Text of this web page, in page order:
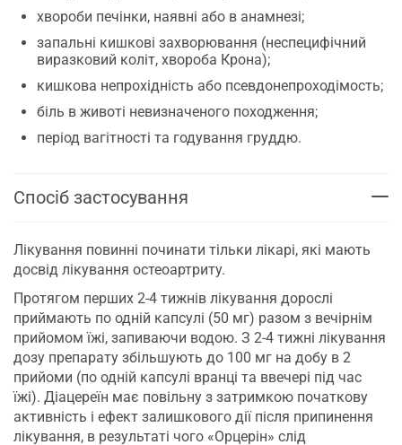
хвороби печінки, наявні або в анамнезі;
запальні кишкові захворювання (неспецифічний
виразковий коліт, хвороба Крона);
кишкова непрохідність або псевдонепроходімость;
біль в животі невизначеного походження;
період вагітності та годування груддю.
Спосіб застосування
Лікування повинні починати тільки лікарі, які мають
досвід лікування остеоартриту.
Протягом перших 2-4 тижнів лікування дорослі
приймають по одній капсулі (50 мг) разом з вечірнім
прийомом їжі, запиваючи водою. З 2-4 тижні лікування
дозу препарату збільшують до 100 мг на добу в 2
прийоми (по одній капсулі вранці та ввечері під час
їжі). Діацереїн має повільну з затримкою початкову
активність і ефект залишкового дії після припинення
лікування, в результаті чого «Орцерін» слід